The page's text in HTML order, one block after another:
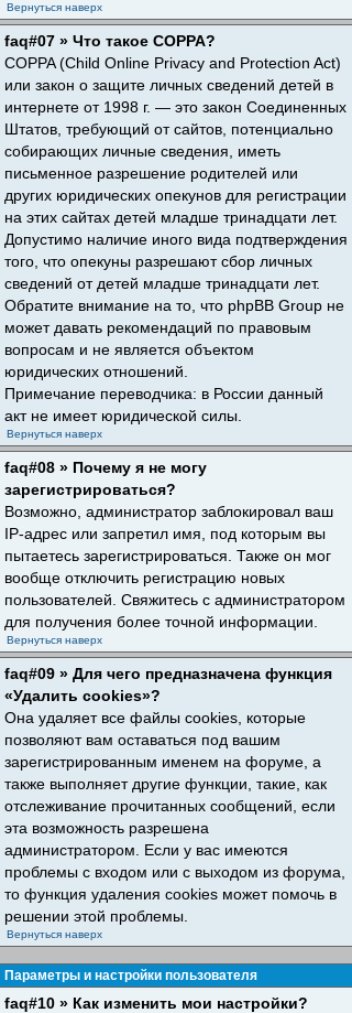
Вернуться наверх
faq#07 » Что такое COPPA?
COPPA (Child Online Privacy and Protection Act)
или закон о защите личных сведений детей в
интернете от 1998 г. — это закон Соединенных
Штатов, требующий от сайтов, потенциально
собирающих личные сведения, иметь
письменное разрешение родителей или
других юридических опекунов для регистрации
на этих сайтах детей младше тринадцати лет.
Допустимо наличие иного вида подтверждения
того, что опекуны разрешают сбор личных
сведений от детей младше тринадцати лет.
Обратите внимание на то, что phpBB Group не
может давать рекомендаций по правовым
вопросам и не является объектом
юридических отношений.
Примечание переводчика: в России данный
акт не имеет юридической силы.
Вернуться наверх
faq#08 » Почему я не могу
зарегистрироваться?
Возможно, администратор заблокировал ваш
IP-адрес или запретил имя, под которым вы
пытаетесь зарегистрироваться. Также он мог
вообще отключить регистрацию новых
пользователей. Свяжитесь с администратором
для получения более точной информации.
Вернуться наверх
faq#09 » Для чего предназначена функция
«Удалить cookies»?
Она удаляет все файлы cookies, которые
позволяют вам оставаться под вашим
зарегистрированным именем на форуме, а
также выполняет другие функции, такие, как
отслеживание прочитанных сообщений, если
эта возможность разрешена
администратором. Если у вас имеются
проблемы с входом или с выходом из форума,
то функция удаления cookies может помочь в
решении этой проблемы.
Вернуться наверх
Параметры и настройки пользователя
faq#10 » Как изменить мои настройки?